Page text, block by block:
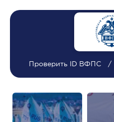
Проверить ID ВФПС